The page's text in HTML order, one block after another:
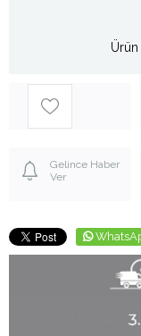
Ürün
Gelince Haber
Ver